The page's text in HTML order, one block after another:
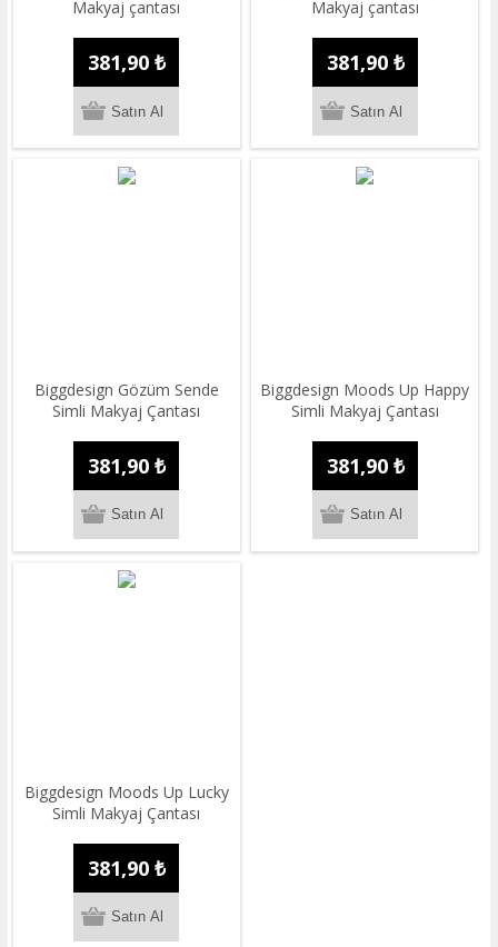
Makyaj çantası
381,90 ₺
Makyaj çantası
381,90 ₺
Biggdesign Gözüm Sende
Simli Makyaj Çantası
381,90 ₺
Biggdesign Moods Up Happy
Simli Makyaj Çantası
381,90 ₺
Biggdesign Moods Up Lucky
Simli Makyaj Çantası
381,90 ₺